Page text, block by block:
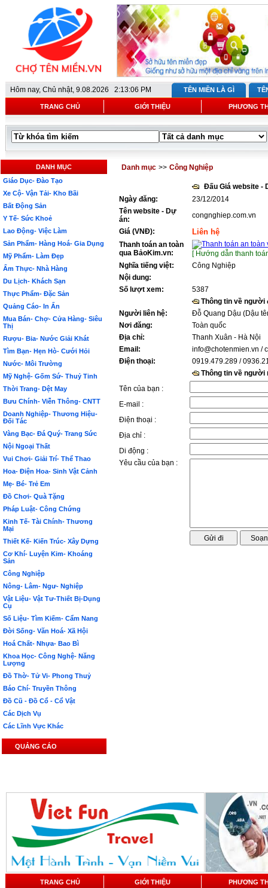
Hôm nay, Chủ nhật, 9.08.2026 2:13:06 PM TÊN MIỀN LÀ GÌ
TRANG CHỦ GIỚI THIỆU PHƯƠNG
DANH MỤC
Giáo Dục- Đào Tạo
Xe Cộ- Vận Tải- Kho Bãi
Bất Động Sản
Y Tế- Sức Khoẻ
Lao Động- Việc Làm
Sản Phẩm- Hàng Hoá- Gia Dụng
Mỹ Phẩm- Làm Đẹp
Ẩm Thực- Nhà Hàng
Du Lịch- Khách Sạn
Thực Phẩm- Đặc Sản
Quảng Cáo- In Ấn
Mua Bán- Chợ- Cửa Hàng- Siêu
Thị
Rượu- Bia- Nước Giải Khát
Tìm Bạn- Hẹn Hò- Cưới Hỏi
Nước- Môi Trường
Mỹ Nghệ- Gốm Sứ- Thuỷ Tinh
Thời Trang- Dệt May
Bưu Chính- Viễn Thông- CNTT
Doanh Nghiệp- Thương Hiệu-
Đối Tác
Vàng Bạc- Đá Quý- Trang Sức
Nội Ngoại Thất
Vui Chơi- Giải Trí- Thể Thao
Hoa- Điện Hoa- Sinh Vật Cảnh
Mẹ- Bé- Trẻ Em
Đồ Chơi- Quà Tặng
Pháp Luật- Công Chứng
Kinh Tế- Tài Chính- Thương
Mại
Thiết Kế- Kiến Trúc- Xây Dựng
Cơ Khí- Luyện Kim- Khoáng
Sản
Công Nghiệp
Nông- Lâm- Ngư- Nghiệp
Vật Liệu- Vật Tư-Thiết Bị-Dụng
Cụ
Số Liệu- Tìm Kiếm- Cẩm Nang
Đời Sống- Văn Hoá- Xã Hội
Hoá Chất- Nhựa- Bao Bì
Khoa Học- Công Nghệ- Năng
Lượng
Đồ Thờ- Tử Vi- Phong Thuỷ
Báo Chí- Truyền Thông
Đồ Cũ - Đồ Cổ - Cổ Vật
Các Dịch Vụ
Các Lĩnh Vực Khác
QUẢNG CÁO
Danh mục >> Công Nghiệp
Đấu Giá website -
Ngày đăng:
23/12/2014
Tên website - Dự
án:
congnghiep.com.vn
Giá (VNĐ):
Liên hệ
Thanh toán an toàn
qua BảoKim.vn:
[ Hướng dẫn thanh
Nghĩa tiếng việt:
Công Nghiệp
Nội dung:
Số lượt xem:
5387
Thông tin về người
Người liên hệ:
Đỗ Quang Dậu (Dậu
Nơi đăng:
Toàn quốc
Địa chỉ:
Thanh Xuân - Hà Nội
Email:
info@chotenmien.vn /
Điện thoại:
0919.479.289 /
Thông tin về người
Tên của bạn :
E-mail :
Điện thoại :
Địa chỉ :
Di động :
Yêu cầu của bạn :
TRANG CHỦ GIỚI THIỆU PHƯƠNG